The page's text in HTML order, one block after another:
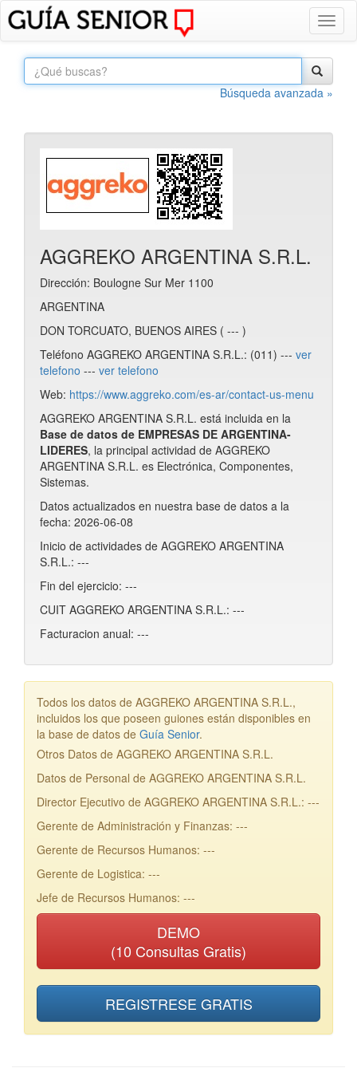
Búsqueda avanzada »
AGGREKO ARGENTINA S.R.L.
Dirección: Boulogne Sur Mer 1100
ARGENTINA
DON TORCUATO, BUENOS AIRES ( --- )
Teléfono AGGREKO ARGENTINA S.R.L.: (011) --- ver
telefono --- ver telefono
Web: https://www.aggreko.com/es-ar/contact-us-menu
AGGREKO ARGENTINA S.R.L. está incluida en la
Base de datos de EMPRESAS DE ARGENTINA-
LIDERES, la principal actividad de AGGREKO
ARGENTINA S.R.L. es Electrónica, Componentes,
Sistemas.
Datos actualizados en nuestra base de datos a la
fecha: 2026-06-08
Inicio de actividades de AGGREKO ARGENTINA
S.R.L.: ---
Fin del ejercicio: ---
CUIT AGGREKO ARGENTINA S.R.L.: ---
Facturacion anual: ---
Todos los datos de AGGREKO ARGENTINA S.R.L.,
incluidos los que poseen guiones están disponibles en
la base de datos de Guía Senior.
Otros Datos de AGGREKO ARGENTINA S.R.L.
Datos de Personal de AGGREKO ARGENTINA S.R.L.
Director Ejecutivo de AGGREKO ARGENTINA S.R.L.: ---
Gerente de Administración y Finanzas: ---
Gerente de Recursos Humanos: ---
Gerente de Logistica: ---
Jefe de Recursos Humanos: ---
DEMO
(10 Consultas Gratis)
REGISTRESE GRATIS